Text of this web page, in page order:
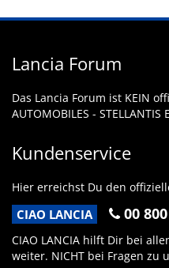
Lancia Forum
Das Lancia Forum ist KEIN
AUTOMOBILES - STELLANTIS
Kundenservice
Hier erreichst Du den
CIAO LANCIA 00
CIAO LANCIA hilft Dir bei
weiter. NICHT bei Fragen zu